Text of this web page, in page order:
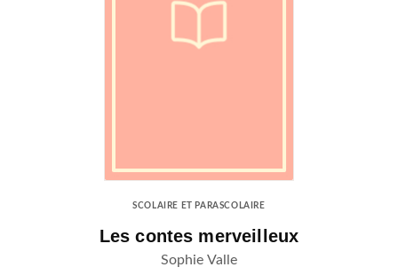
SCOLAIRE ET PARASCOLAIRE
Les contes merveilleux
Sophie Valle